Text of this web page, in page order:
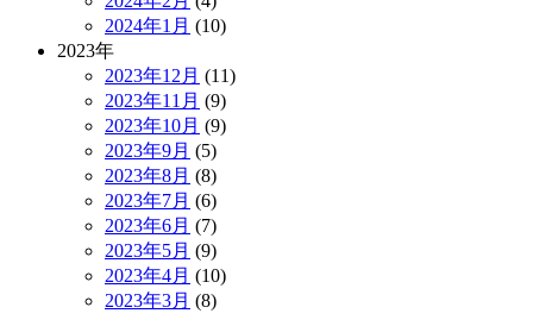
2024年1月 (10)
2023年
2023年12月 (11)
2023年11月 (9)
2023年10月 (9)
2023年9月 (5)
2023年8月 (8)
2023年7月 (6)
2023年6月 (7)
2023年5月 (9)
2023年4月 (10)
2023年3月 (8)